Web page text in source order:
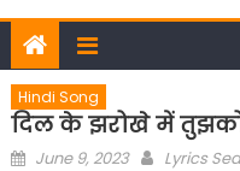
Hindi Song
दिल के झरोखे में
Posted
June 9, 2023 Author
Lyrics